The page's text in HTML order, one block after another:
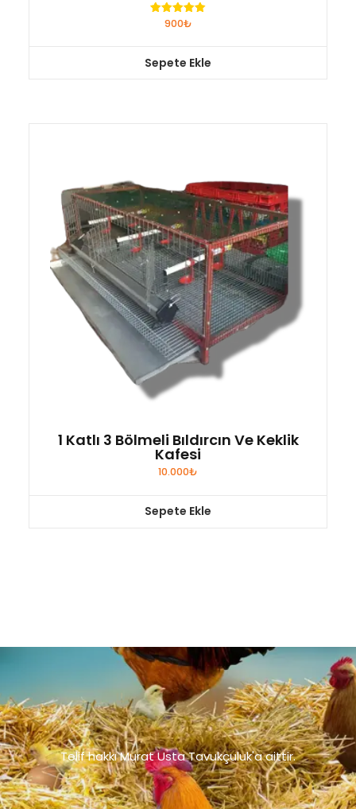
5 üzerinden
5.00
900₺
Sepete Ekle
1 Katlı 3 Bölmeli Bıldırcın Ve Keklik
Kafesi
10.000₺
Sepete Ekle
Telif hakkı Murat Usta Tavukçuluk'a aittir.